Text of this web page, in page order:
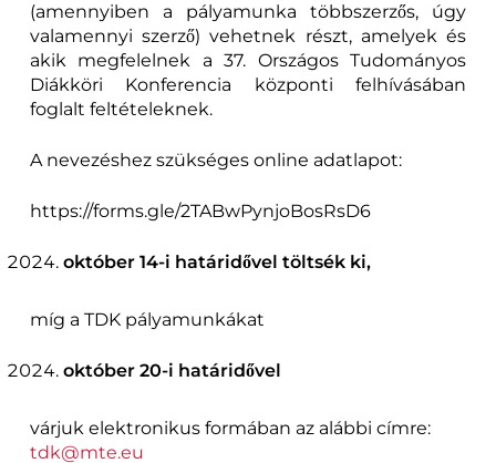
(amennyiben a pályamunka többszerzős, úgy
valamennyi szerző) vehetnek részt, amelyek és
akik megfelelnek a 37. Országos Tudományos
Diákköri Konferencia központi felhívásában
foglalt feltételeknek.
A nevezéshez szükséges online adatlapot:
https://forms.gle/2TABwPynjoBosRsD6
október 14-i határidővel töltsék ki,
míg a TDK pályamunkákat
október 20-i határidővel
várjuk elektronikus formában az alábbi címre:
tdk@mte.eu